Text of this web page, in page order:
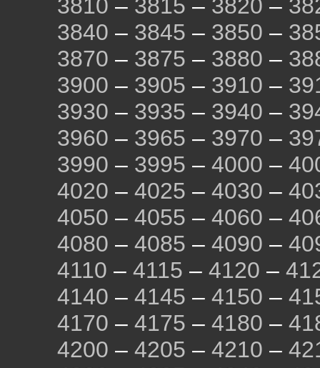
3810 – 3815 – 3820 –
3840 – 3845 – 3850 –
3870 – 3875 – 3880 –
3900 – 3905 – 3910 –
3930 – 3935 – 3940 –
3960 – 3965 – 3970 –
3990 – 3995 – 4000 –
4020 – 4025 – 4030 –
4050 – 4055 – 4060 –
4080 – 4085 – 4090 –
4110 – 4115 – 4120 –
4140 – 4145 – 4150 –
4170 – 4175 – 4180 –
4200 – 4205 – 4210 –